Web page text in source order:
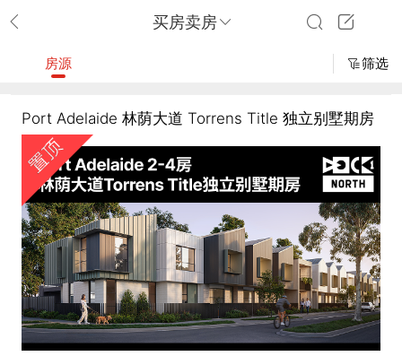
买房卖房
房源 筛选
Port Adelaide 林荫大道 Torrens Title 独立别墅期房